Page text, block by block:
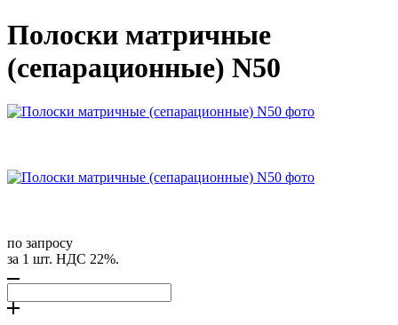
Полоски матричные
(сепарационные) N50
по запросу
за 1 шт. НДС 22%.